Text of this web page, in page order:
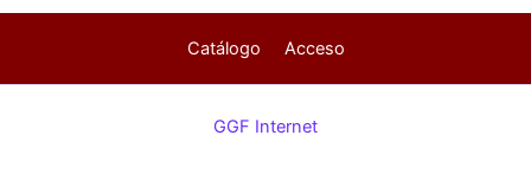
Catálogo Acceso
GGF Internet